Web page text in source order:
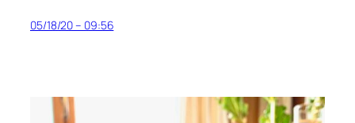
05/18/20 – 09:56